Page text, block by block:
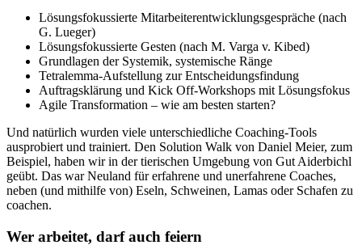
Lösungsfokussierte Mitarbeiterentwicklungsgespräche (nach
G. Lueger)
Lösungsfokussierte Gesten (nach M. Varga v. Kibed)
Grundlagen der Systemik, systemische Ränge
Tetralemma-Aufstellung zur Entscheidungsfindung
Auftragsklärung und Kick Off-Workshops mit Lösungsfokus
Agile Transformation – wie am besten starten?
Und natürlich wurden viele unterschiedliche Coaching-Tools
ausprobiert und trainiert. Den Solution Walk von Daniel Meier, zum
Beispiel, haben wir in der tierischen Umgebung von Gut Aiderbichl
geübt. Das war Neuland für erfahrene und unerfahrene Coaches,
neben (und mithilfe von) Eseln, Schweinen, Lamas oder Schafen zu
coachen.
Wer arbeitet, darf auch feiern